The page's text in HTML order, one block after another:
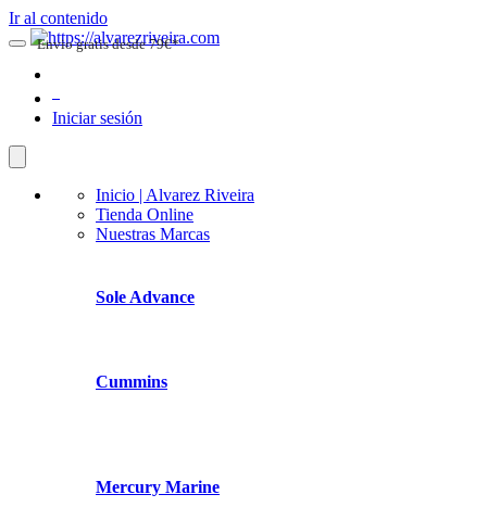
Ir al contenido
Iniciar sesión
Inicio | Alvarez Riveira
Tienda Online
Nuestras Marcas
Sole Advance
Cummins
Mercury Marine
Envio gratis desde 79€*